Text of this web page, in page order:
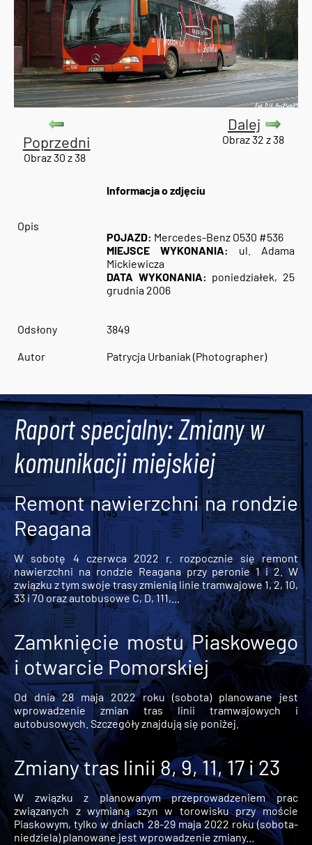
Poprzedni
Obraz 30 z 38
Dalej
Obraz 32 z 38
Informacja o zdjęciu
Opis
POJAZD: Mercedes-Benz O530 #536
MIEJSCE WYKONANIA: ul. Adama
Mickiewicza
DATA WYKONANIA: poniedziałek, 25
grudnia 2006
Odsłony 3849
Autor Patrycja Urbaniak (Photographer)
Raport specjalny: Zmiany w
komunikacji miejskiej
Remont nawierzchni na rondzie
Reagana
W sobotę 4 czerwca 2022 r. rozpocznie się remont
nawierzchni na rondzie Reagana przy peronie 1 i 2. W
związku z tym swoje trasy zmienią linie tramwajowe 1, 2, 10,
33 i 70 oraz autobusowe C, D, 111,...
Zamknięcie mostu Piaskowego
i otwarcie Pomorskiej
Od dnia 28 maja 2022 roku (sobota) planowane jest
wprowadzenie zmian tras linii tramwajowych i
autobusowych. Szczegóły znajdują się poniżej.
Zmiany tras linii 8, 9, 11, 17 i 23
W związku z planowanym przeprowadzeniem prac
związanych z wymianą szyn w torowisku przy moście
Piaskowym, tylko w dniach 28-29 maja 2022 roku (sobota-
niedziela) planowane jest wprowadzenie zmiany...